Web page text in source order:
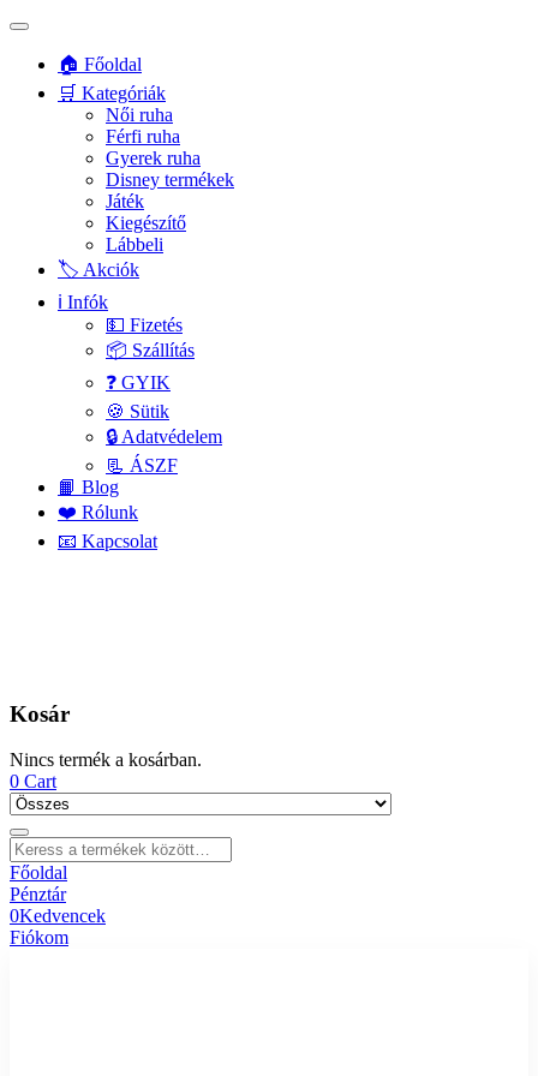
🏠 Főoldal
🛒 Kategóriák
Női ruha
Férfi ruha
Gyerek ruha
Disney termékek
Játék
Kiegészítő
Lábbeli
🏷️ Akciók
ℹ️ Infók
💵 Fizetés
📦 Szállítás
❓ GYIK
🍪 Sütik
🔒 Adatvédelem
📃 ÁSZF
📙 Blog
❤️ Rólunk
📧 Kapcsolat
Kosár
Nincs termék a kosárban.
0 Cart
Főoldal
Pénztár
0Kedvencek
Fiókom